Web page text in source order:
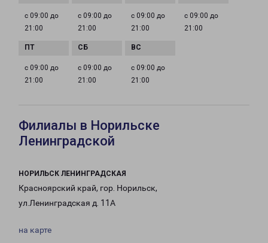
с 09:00 до
21:00
с 09:00 до
21:00
с 09:00 до
21:00
с 09:00 до
21:00
с 09:00 до
21:00
с 09:00 до
21:00
с 09:00 до
21:00
Филиалы в Норильске
Ленинградской
НОРИЛЬСК ЛЕНИНГРАДСКАЯ
Красноярский край, гор. Норильск,
ул.Ленинградская д. 11А
на карте